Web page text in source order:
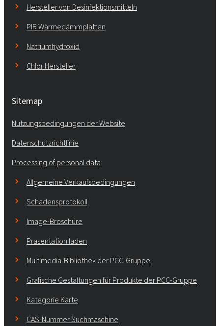
Hersteller von Desinfektionsmitteln
PIR Wärmedämmplatten
Natriumhydroxid
Chlor Hersteller
Sitemap
Nutzungsbedingungen der Website
Datenschutzrichtlinie
Processing of personal data
Allgemeine Verkaufsbedingungen
Schadensprotokoll
Image-Broschüre
Prasentation laden
Multimedia-Bibliothek der PCC-Gruppe
Grafische Gestaltungen für Produkte der PCC-Gruppe
Kategorie Karte
CAS-Nummer Suchmaschine